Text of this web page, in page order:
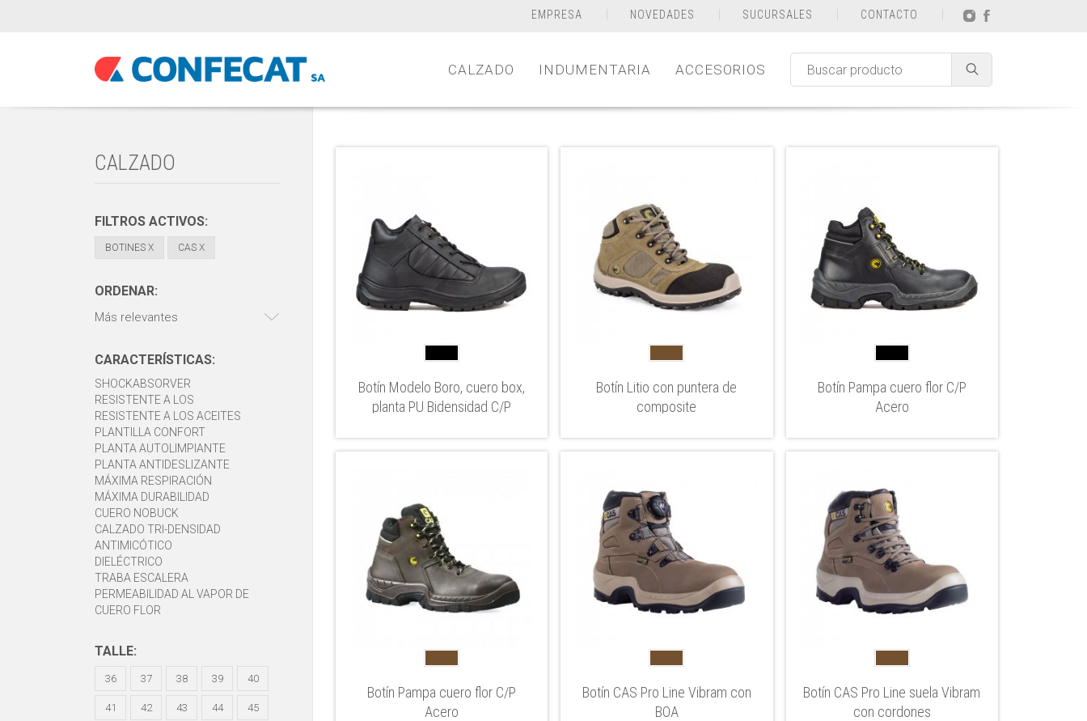
EMPRESA NOVEDADES SUCURSALES CONTACTO
CALZADO INDUMENTARIA ACCESORIOS
CALZADO
FILTROS ACTIVOS:
BOTINES X CAS X
ORDENAR:
Más relevantes
CARACTERÍSTICAS:
SHOCKABSORVER
RESISTENTE A LOS
HIDROCARBUROS
RESISTENTE A LOS ACEITES
PLANTILLA CONFORT
PLANTA AUTOLIMPIANTE
PLANTA ANTIDESLIZANTE
MÁXIMA RESPIRACIÓN
MÁXIMA DURABILIDAD
CUERO NOBUCK
CALZADO TRI-DENSIDAD
ANTIMICÓTICO
DIELÉCTRICO
TRABA ESCALERA
PERMEABILIDAD AL VAPOR DE
HUMEDAD
CUERO FLOR
TALLE:
36 37 38 39 40
41 42 43 44 45
Botín Modelo Boro, cuero box,
planta PU Bidensidad C/P
Botín Litio con puntera de
composite
Botín Pampa cuero flor C/P
Acero
Botín Pampa cuero flor C/P
Acero
Botín CAS Pro Line Vibram con
BOA
Botín CAS Pro Line suela Vibram
con cordones